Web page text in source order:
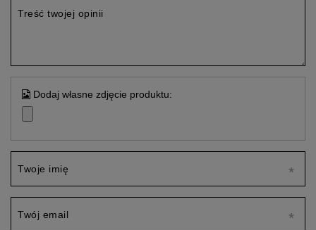
Treść twojej opinii
Dodaj własne zdjęcie produktu:
Twoje imię
Twój email